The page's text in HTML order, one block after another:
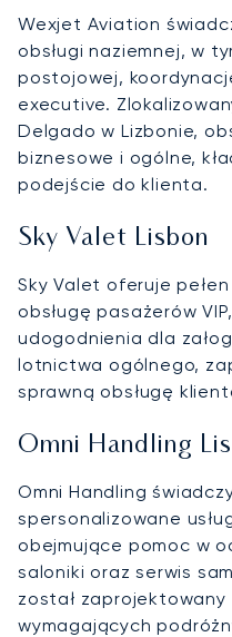
Wexjet Aviation
obsługi naziemnej, w
postojowej,
executive.
Delgado w Lizbonie,
biznesowe i ogólne,
podejście do klienta.
Sky Valet Lisbon
Sky Valet oferuje
obsługę pasażerów
udogodnienia dla
lotnictwa ogólnego,
sprawną obsługę
Omni Handling
Omni Handling
spersonalizowane
obejmujące pomoc w
saloniki oraz serwis
został
wymagających